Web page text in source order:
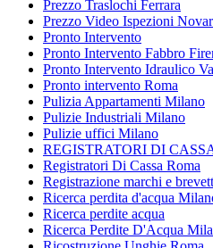
Prezzo Traslochi Ferrara
Prezzo Video Ispezioni
Pronto Intervento
Pronto Intervento Fabbro
Pronto Intervento Idraulico
Pronto intervento Roma
Pulizia Appartamenti Milano
Pulizie Industriali Milano
Pulizie uffici Milano
REGISTRATORI DI
Registratori Di Cassa Roma
Registrazione marchi e
Ricerca perdita d'acqua
Ricerca perdite acqua
Ricerca Perdite D'Acqua